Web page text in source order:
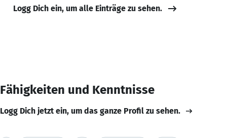
Logg Dich ein, um alle Einträge zu sehen.
Fähigkeiten und Kenntnisse
Logg Dich jetzt ein, um das ganze Profil zu sehen.